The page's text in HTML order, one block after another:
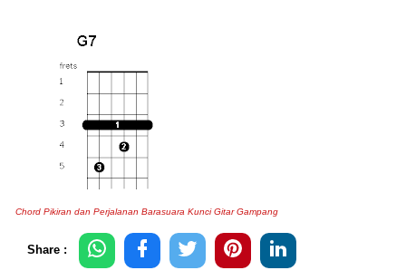
Chord Pikiran dan Perjalanan Barasuara Kunci Gitar Gampang
Share :